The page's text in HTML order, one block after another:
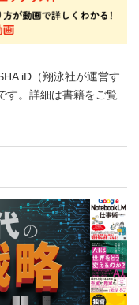
iD（翔泳社が運営す
す。詳細は書籍をご覧